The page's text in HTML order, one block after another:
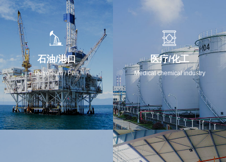
石油/港口
Petroleum / Port
医疗/化工
Medical chemical industry